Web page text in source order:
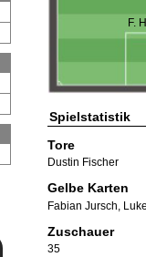
F.
Spielstatistik
Tore
Dustin Fischer
Gelbe Karten
Fabian Jursch
Zuschauer
35